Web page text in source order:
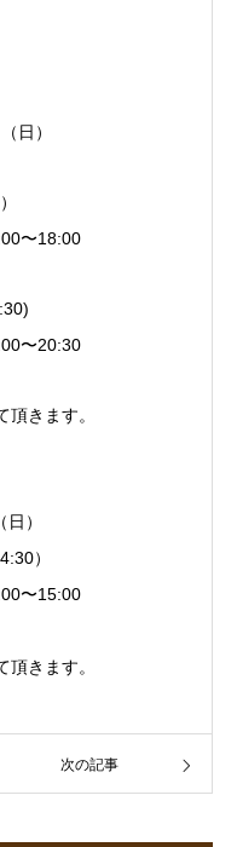
日）
〜18:00
〜20:30
きます。
）
）
〜15:00
きます。
次の記事